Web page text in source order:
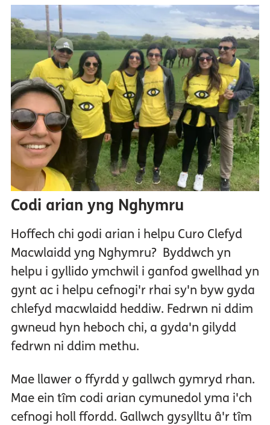
Codi arian yng Nghymru
Hoffech chi godi arian i helpu Curo Clefyd
Macwlaidd yng Nghymru? Byddwch yn
helpu i gyllido ymchwil i ganfod gwellhad yn
gynt ac i helpu cefnogi'r rhai sy'n byw gyda
chlefyd macwlaidd heddiw. Fedrwn ni ddim
gwneud hyn heboch chi, a gyda'n gilydd
fedrwn ni ddim methu.
Mae llawer o ffyrdd y gallwch gymryd rhan.
Mae ein tîm codi arian cymunedol yma i'ch
cefnogi holl ffordd. Gallwch gysylltu â'r tîm